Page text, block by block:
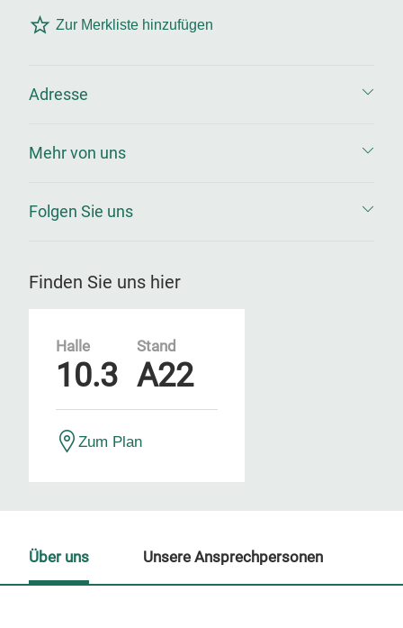
Zur Merkliste hinzufügen
Adresse
Mehr von uns
Folgen Sie uns
Finden Sie uns hier
Halle
10.3
Stand
A22
Zum Plan
Über uns Unsere Ansprechpersonen